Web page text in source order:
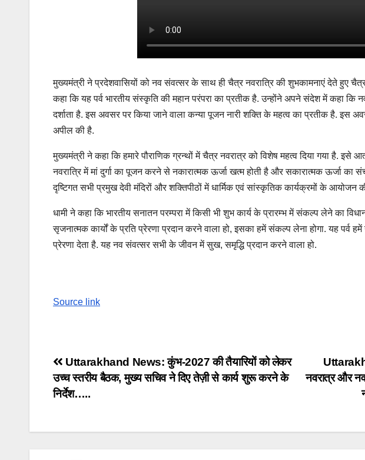
मुख्यमंत्री ने प्रदेशवासियों को नव संवत्सर के साथ ही चैत्र नवरात्रि की शुभकामनाएं देते हुए चैत्र
कहा कि यह पर्व भारतीय संस्कृति की महान परंपरा का प्रतीक है. उन्होंने अपने संदेश में कहा कि
दर्शाता है. इस अवसर पर किया जाने वाला कन्या पूजन नारी शक्ति के महत्व का प्रतीक है. इस
अपील की है.
मुख्यमंत्री ने कहा कि हमारे पौराणिक ग्रन्थों में चैत्र नवरात्र को विशेष महत्व दिया गया है. इसे
नवरात्रि में मां दुर्गा का पूजन करने से नकारात्मक ऊर्जा खत्म होती है और सकारात्मक ऊर्जा का
दृष्टिगत सभी प्रमुख देवी मंदिरों और शक्तिपीठों में धार्मिक एवं सांस्कृतिक कार्यक्रमों के आयोजन
धामी ने कहा कि भारतीय सनातन परम्परा में किसी भी शुभ कार्य के प्रारम्भ में संकल्प लेने का
सृजनात्मक कार्यों के प्रति प्रेरणा प्रदान करने वाला हो, इसका हमें संकल्प लेना होगा. यह पर्व
प्रेरणा देता है. यह नव संवत्सर सभी के जीवन में सुख, समृद्धि प्रदान करने वाला हो.
Source link
Post
navigation
नवरात्र और
Uttarakhand News: कुंभ-2027 की तैयारियों को लेकर
उच्च स्तरीय बैठक, मुख्य सचिव ने दिए तेज़ी से कार्य शुरू करने के
निर्देश…..